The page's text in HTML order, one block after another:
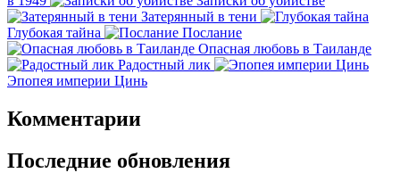
Затерянный в тени
Глубокая тайна
Послание
Опасная любовь в Таиланде
Радостный лик
Эпопея империи Цинь
Комментарии
Последние обновления